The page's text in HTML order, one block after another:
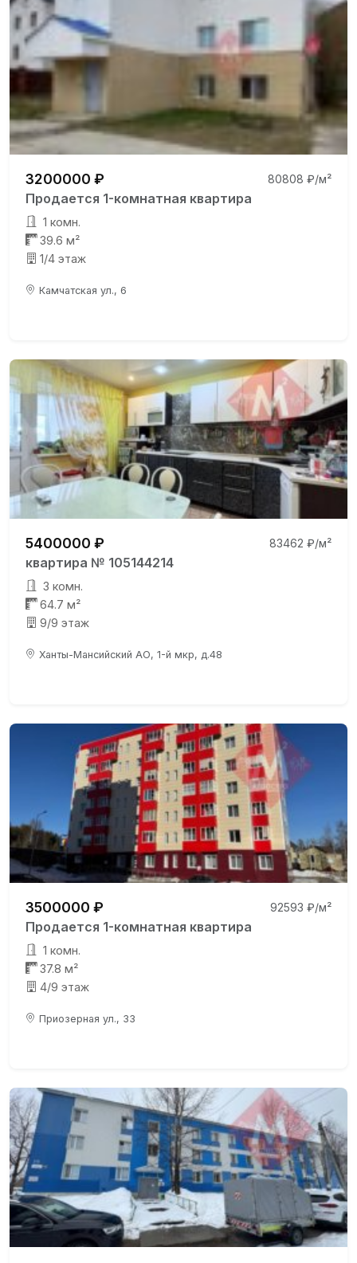
3200000 ₽ 80808 ₽/м²
Продается 1-комнатная квартира
1 комн.
39.6 м²
1/4 этаж
Камчатская ул., 6
5400000 ₽ 83462 ₽/м²
квартира № 105144214
3 комн.
64.7 м²
9/9 этаж
Ханты-Мансийский АО, 1-й мкр, д.48
3500000 ₽ 92593 ₽/м²
Продается 1-комнатная квартира
1 комн.
37.8 м²
4/9 этаж
Приозерная ул., 33